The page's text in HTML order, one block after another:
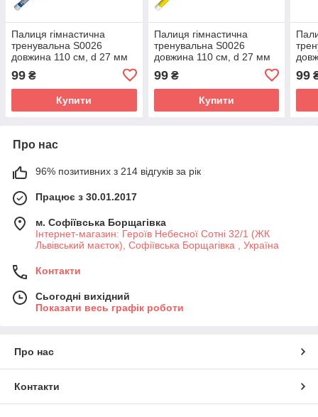
Палиця гімнастична
тренувальна S0026
довжина 110 см, d 27 мм
99 ₴
Купити
Палиця гімнастична
тренувальна S0026
довжина 110 см, d 27 мм
99₴
Купити
99
Про нас
96% позитивних з 214 відгуків за рік
Працює з 30.01.2017
м. Софіївська Борщагівка
Інтернет-магазин: Героїв Небесної Сотні 32/1 (ЖК
Львівський маєток), Софіївська Борщагівка , Україна
Контакти
Сьогодні вихідний
Показати весь графік роботи
Про нас
Контакти